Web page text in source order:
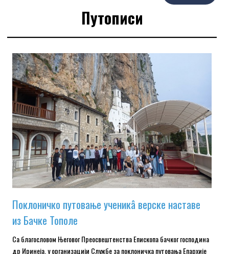
Путописи
Поклоничко путовање ученикâ верске наставе
из Бачке Тополе
Са благословом Његовог Преосвештенства Епископа бачког господина
др Иринеја, у организацији Службе за поклоничка путовања Епархије